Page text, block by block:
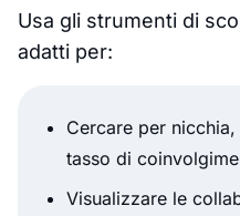
Usa gli strumenti di
adatti per:
Cercare per
tasso di
Visualizzare le